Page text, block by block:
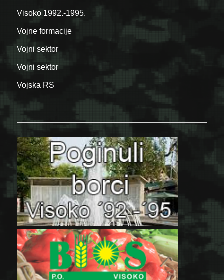
Visoko 1992.-1995.
Vojne formacije
Vojni sektor
Vojni sektor
Vojska RS